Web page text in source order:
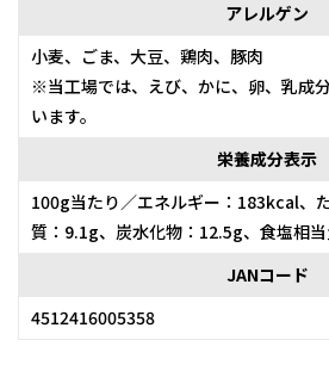
アレルゲン
小麦、ごま、大豆、鶏肉、豚肉
※当工場では、えび、かに、卵、乳成
います。
栄養成分表示
100g当たり／エネルギー：183kcal、
質：9.1g、炭水化物：12.5g、食塩相
JANコード
4512416005358